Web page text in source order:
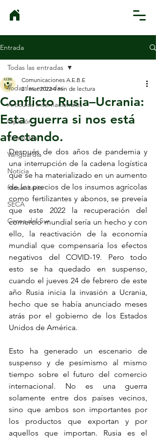
Entrada
Todas las entradas
Artículos Internacionales
Opinión
Entrevista
Vanguardia
Noticia
fitosanitario
SECA
Corea del Sur
Todas las entradas
Conflicto Rusia–Ucrania:
Esta guerra si nos está
afectando.
Comunicaciones A.E.B.E
21 mar 2022 4 min de lectura
Después de dos años de pandemia y
una interrupción de la cadena logística
que se ha materializado en un aumento
de los precios de los insumos agrícolas
como fertilizantes y abonos, se preveía
que este 2022 la recuperación del
comercio mundial sería un hecho y con
ello, la reactivación de la economía
mundial que compensaría los efectos
negativos del COVID-19. Pero todo
esto se ha quedado en suspenso,
cuando el jueves 24 de febrero de este
año Rusia inicia la invasión a Ucrania,
hecho que se había anunciado meses
atrás por el gobierno de los Estados
Unidos de América.
Esto ha generado un escenario de
suspenso y de pesimismo al mismo
tiempo sobre el futuro del comercio
internacional. No es una guerra
solamente entre dos países vecinos,
sino que ambos son importantes por
los productos que exportan y por
aquellos que importan. Rusia es el